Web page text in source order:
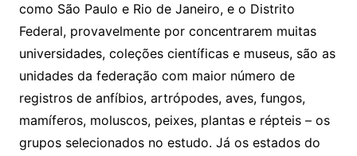
como São Paulo e Rio de Janeiro, e o Distrito
Federal, provavelmente por concentrarem muitas
universidades, coleções científicas e museus, são as
unidades da federação com maior número de
registros de anfíbios, artrópodes, aves, fungos,
mamíferos, moluscos, peixes, plantas e répteis – os
grupos selecionados no estudo. Já os estados do